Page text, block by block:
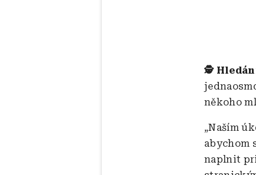
🕵️
někoho
„Naším
abychom
naplnit